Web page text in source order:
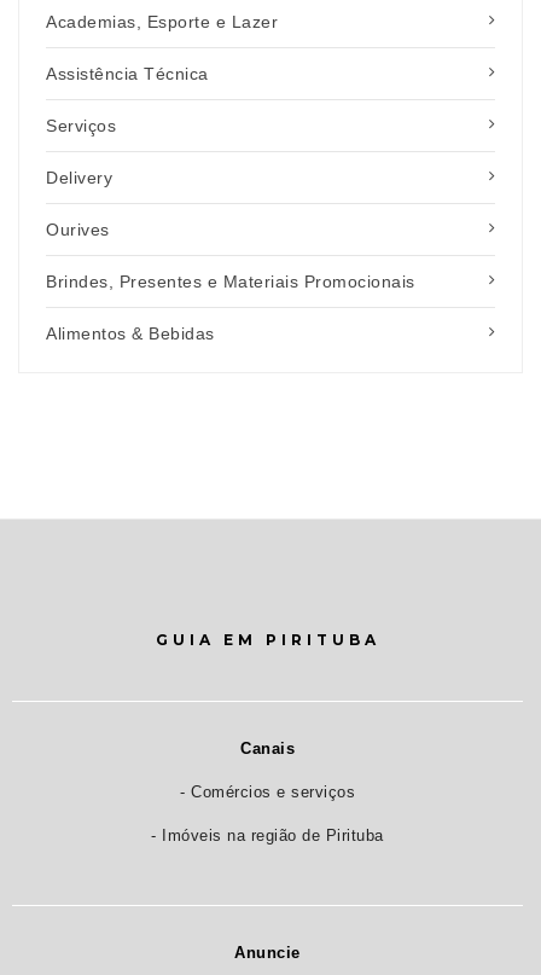
Academias, Esporte e Lazer
Assistência Técnica
Serviços
Delivery
Ourives
Brindes, Presentes e Materiais Promocionais
Alimentos & Bebidas
GUIA EM PIRITUBA
Canais
- Comércios e serviços
- Imóveis na região de Pirituba
Anuncie